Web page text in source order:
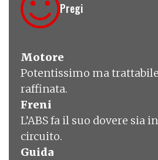
Pregi
Motore
Potentissimo ma
raffinata.
Freni
L’ABSfa il suo dovere sia
circuito.
Guida